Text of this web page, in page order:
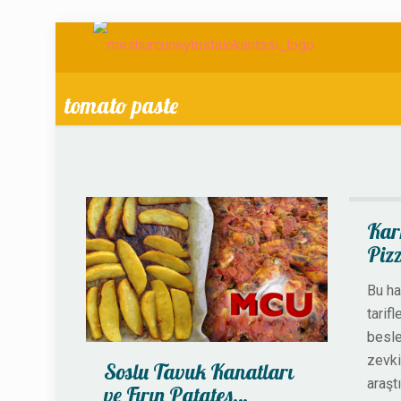
tomato paste
Soslu Tavuk Kanatları
ve Fırın Patates…
Bu